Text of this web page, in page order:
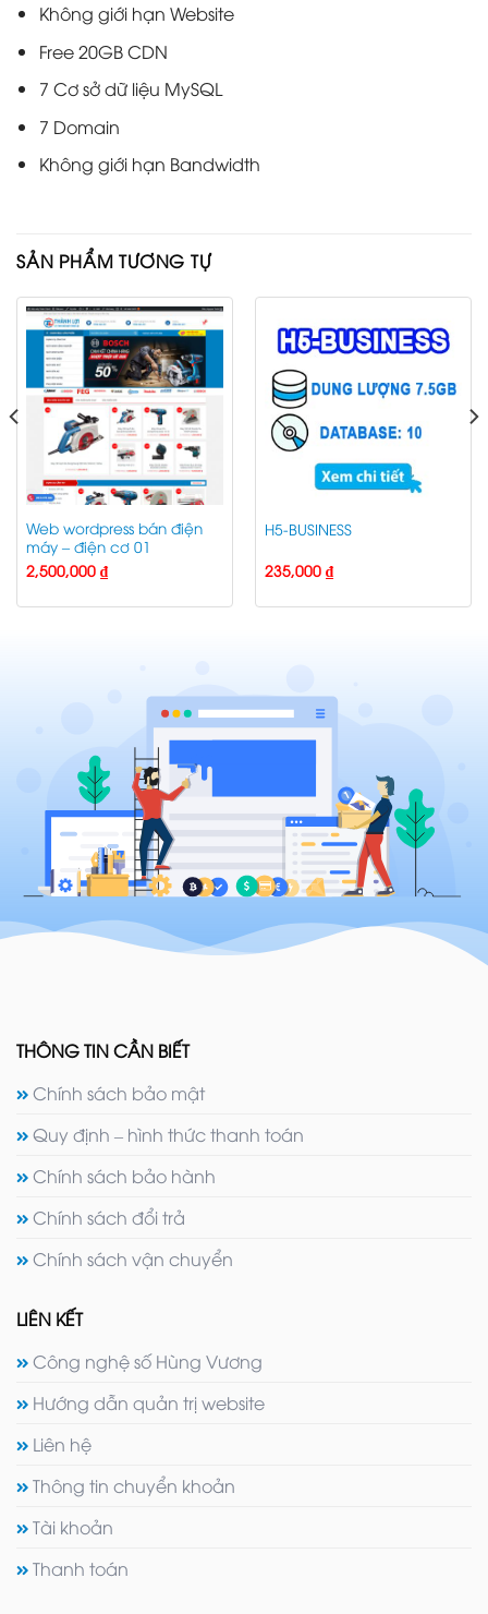
Không giới hạn Website
Free 20GB CDN
7 Cơ sở dữ liệu MySQL
7 Domain
Không giới hạn Bandwidth
SẢN PHẨM TƯƠNG TỰ
Web wordpress bán điện
máy – điện cơ 01
2,500,000 ₫
H5-BUSINESS
235,000 ₫
THÔNG TIN CẦN BIẾT
Chính sách bảo mật
Quy định – hình thức thanh toán
Chính sách bảo hành
Chính sách đổi trả
Chính sách vận chuyển
LIÊN KẾT
Công nghệ số Hùng Vương
Hướng dẫn quản trị website
Liên hệ
Thông tin chuyển khoản
Tài khoản
Thanh toán